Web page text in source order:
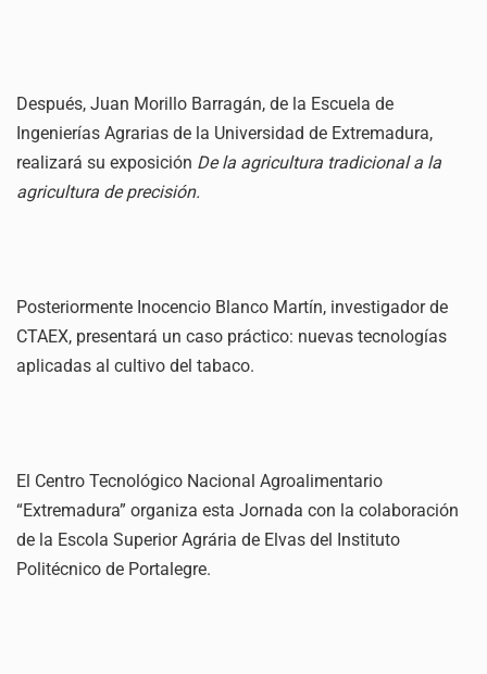
Después, Juan Morillo Barragán, de la Escuela de
Ingenierías Agrarias de la Universidad de Extremadura,
realizará su exposición De la agricultura tradicional a la
agricultura de precisión.
Posteriormente Inocencio Blanco Martín, investigador de
CTAEX, presentará un caso práctico: nuevas tecnologías
aplicadas al cultivo del tabaco.
El Centro Tecnológico Nacional Agroalimentario
“Extremadura” organiza esta Jornada con la colaboración
de la Escola Superior Agrária de Elvas del Instituto
Politécnico de Portalegre.